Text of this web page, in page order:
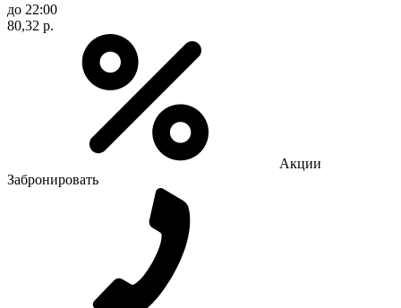
до 22:00
80,32 р.
Акции
Забронировать